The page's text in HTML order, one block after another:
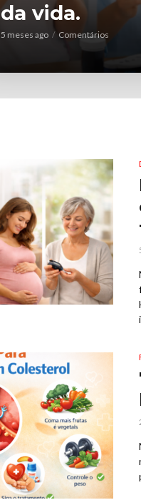
Forma
14 de junho de 2023 Comentários